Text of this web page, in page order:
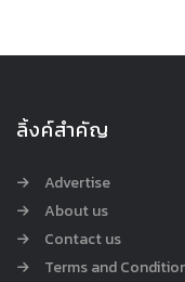
ลิ้งค์สำคัญ
Advertise
About us
Contact us
Terms and